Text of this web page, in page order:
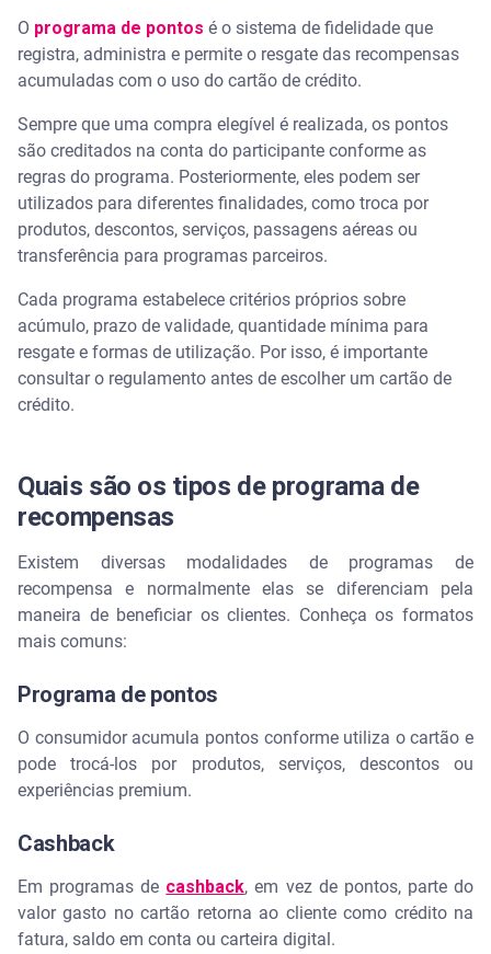
Como consultar o saldo de pontos do meu cartão
de crédito pelo aplicativo?
Vale a pena pagar anuidade de cartão de crédito
Quais bancos oferecem programa de pontos?
Vale a pena participar de um programa de pontos?
É possível transferir pontos entre programas?
O programa de pontos é o sistema de fidelidade que
registra, administra e permite o resgate das recompensas
acumuladas com o uso do cartão de crédito.
Sempre que uma compra elegível é realizada, os pontos
são creditados na conta do participante conforme as
regras do programa. Posteriormente, eles podem ser
utilizados para diferentes finalidades, como troca por
produtos, descontos, serviços, passagens aéreas ou
transferência para programas parceiros.
Cada programa estabelece critérios próprios sobre
acúmulo, prazo de validade, quantidade mínima para
resgate e formas de utilização. Por isso, é importante
consultar o regulamento antes de escolher um cartão de
crédito.
Quais são os tipos de programa de
recompensas
Existem diversas modalidades de programas de
recompensa e normalmente elas se diferenciam pela
maneira de beneficiar os clientes. Conheça os formatos
mais comuns:
Programa de pontos
O consumidor acumula pontos conforme utiliza o cartão e
pode trocá-los por produtos, serviços, descontos ou
experiências premium.
Cashback
Em programas de cashback, em vez de pontos, parte do
valor gasto no cartão retorna ao cliente como crédito na
fatura, saldo em conta ou carteira digital.